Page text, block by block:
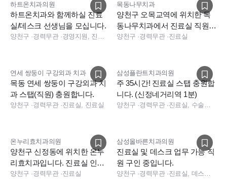
- 면접 세부 일정은 서류 전형 합격자에 한하여 개별 통보
- e-mail(dtst_dodong@naver.com)및 전화로 문의 해 주시면 정
성껏 대답해 드립니다
많은 지원 바랍니다. 감사합니다.
하트온치과의원
하트온치과와 함께하실 진료
실/데스크 선생님을 모십니다.
양천구 ·경력무관· 경영지원, 진료실, 보험청구, 데스크, 상담, 소독실, 수술실
목동나무치과
양천구 오목교역에 위치한 목
동나무치과에서 진료실 직원
모집합니다
양천구 ·경력무관·진료실
연세 쌍둥이 구강외과 치과
목동 연세 쌍둥이 구강외과 치
과 스탭(직원) 충원합니다.
양천구 ·경력무관·진료실, 진료실
삼성플란트치과의원
주 35시간! 진료실 스탭 충원합
니다. (신정네거리역 1분)
양천구 ·경력무관· 진료실, 수술실, 진료실
온누리효치과의원
양천구 신정동에 위치한 온누
리효치과입니다. 진료실 인원
충원합니다
양천구 ·경력무관·진료실
삼성올바른치과의원
진료실 및 데스크 업무 가능 직
원 구인 중입니다.
양천구 ·경력무관· 진료실, 데스크, 진료실, 데스크